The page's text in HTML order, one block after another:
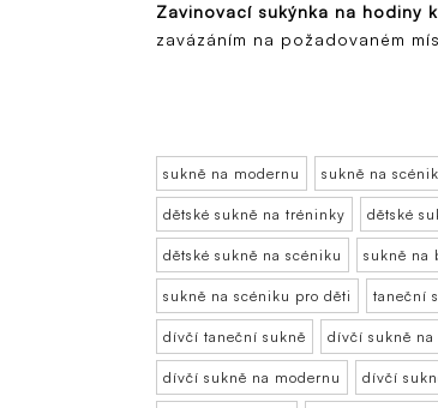
Zavinovací sukýnka na hodiny
zavázáním na požadovaném
sukně na modernu sukně na
dětské sukně na tréninky dětské
dětské sukně na scéniku sukně na
sukně na scéniku pro děti taneční
dívčí taneční sukně dívčí sukně
dívčí sukně na modernu dívčí